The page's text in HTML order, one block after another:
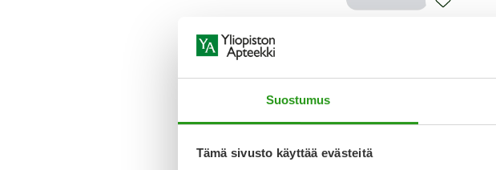
Suostumus
Tämä sivusto käyttää evästeitä
KALVOPÄÄLLYSTEINEN 112 X 1
FOL